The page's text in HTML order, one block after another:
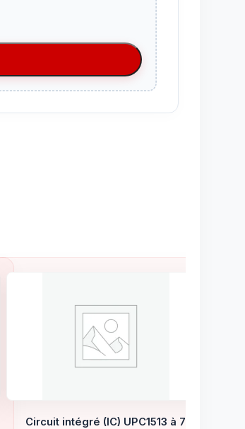
Circuit intégré (IC) UPC1513 à 7